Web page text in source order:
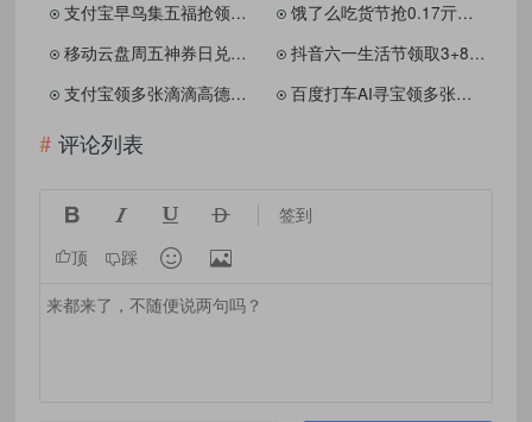
支付宝早鸟集五福抢领稀有卡
饿了么吃货节抢0.17亓通兑券
移动云盘周五神券日兑奶茶券
抖音六一生活节领取3+8亓券
支付宝领多张滴滴高德打车券
百度打车AI寻宝领多张打车券
评论列表
    签到
顶 踩  